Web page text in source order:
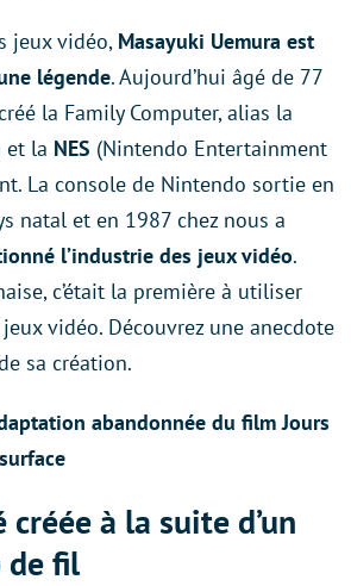
jeux vidéo, Masayuki Uemura est
légende. Aujourd’hui âgé de 77
la Family Computer, alias la
et la NES (Nintendo Entertainment
La console de Nintendo sortie en
natal et en 1987 chez nous a
l’industrie des jeux vidéo.
c’était la première à utiliser
vidéo. Découvrez une anecdote
sa création.
abandonnée du film Jours
créée à la suite d’un
de fil